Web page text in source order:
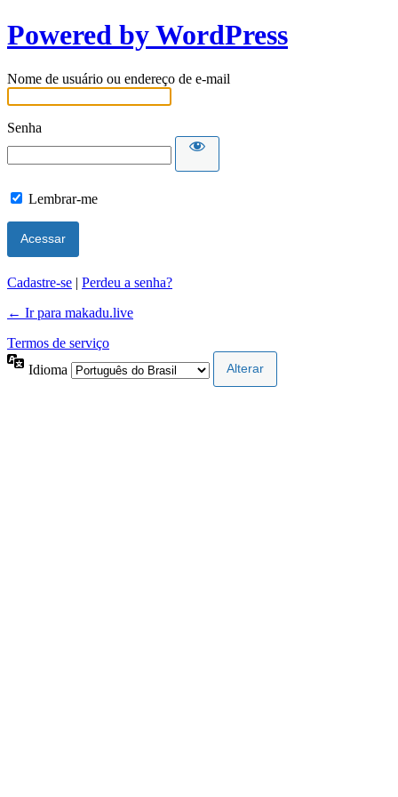
Powered by WordPress
Nome de usuário ou endereço de e-mail
Senha
Lembrar-me
Cadastre-se | Perdeu a senha?
← Ir para makadu.live
Termos de serviço
Idioma